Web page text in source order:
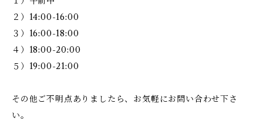
２）14:00-16:00
３）16:00-18:00
４）18:00-20:00
５）19:00-21:00
その他ご不明点ありましたら、お気軽にお問い合わせ下さ
い。